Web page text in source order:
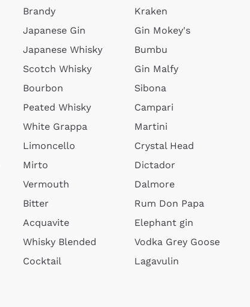
Brandy
Japanese Gin
Japanese Whisky
Scotch Whisky
Bourbon
Peated Whisky
White Grappa
Limoncello
Mirto
Vermouth
Bitter
Acquavite
Whisky Blended
Cocktail
Kraken
Gin Mokey's
Bumbu
Gin Malfy
Sibona
Campari
Martini
Crystal Head
Dictador
Dalmore
Rum Don Papa
Elephant gin
Vodka Grey Goose
Lagavulin